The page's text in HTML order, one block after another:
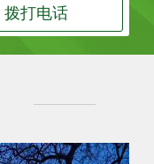
拨打电话